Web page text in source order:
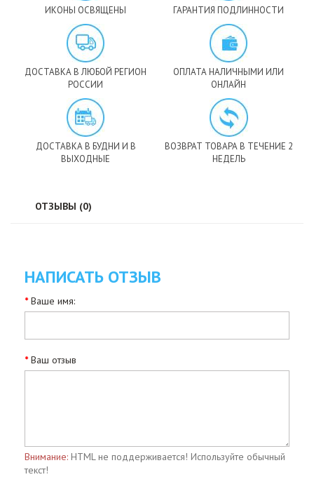
ИКОНЫ ОСВЯЩЕНЫ ГАРАНТИЯ ПОДЛИННОСТИ
ДОСТАВКА В ЛЮБОЙ РЕГИОН
РОССИИ
ОПЛАТА НАЛИЧНЫМИ ИЛИ
ОНЛАЙН
ДОСТАВКА В БУДНИ И В
ВЫХОДНЫЕ
ВОЗВРАТ ТОВАРА В ТЕЧЕНИЕ 2
НЕДЕЛЬ
ОТЗЫВЫ (0)
НАПИСАТЬ ОТЗЫВ
Ваше имя:
Ваш отзыв
Внимание: HTML не поддерживается! Используйте обычный
текст!